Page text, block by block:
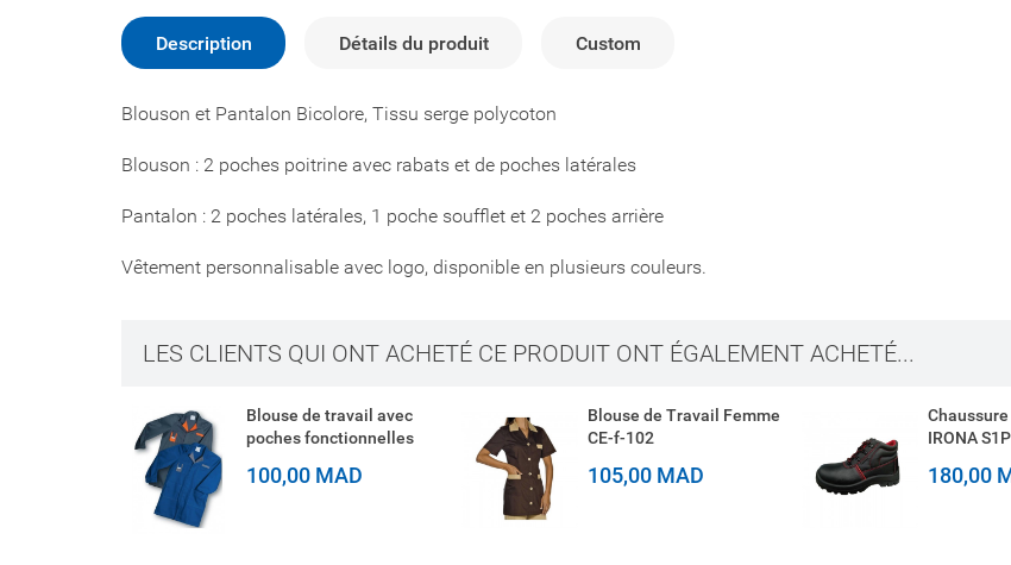
Description Détails du produit Custom
Blouson et Pantalon Bicolore, Tissu serge polycoton
Blouson : 2 poches poitrine avec rabats et de poches latérales
Pantalon : 2 poches latérales, 1 poche soufflet et 2 poches arrière
Vêtement personnalisable avec logo, disponible en plusieurs couleurs.
LES CLIENTS QUI ONT ACHETÉ CE PRODUIT ONT ÉGALEMENT ACHETÉ...
Blouse de travail avec
poches fonctionnelles
100,00 MAD
Blouse de Travail Femme
CE-f-102
105,00 MAD
Chaussure
IRONA S1P
180,00